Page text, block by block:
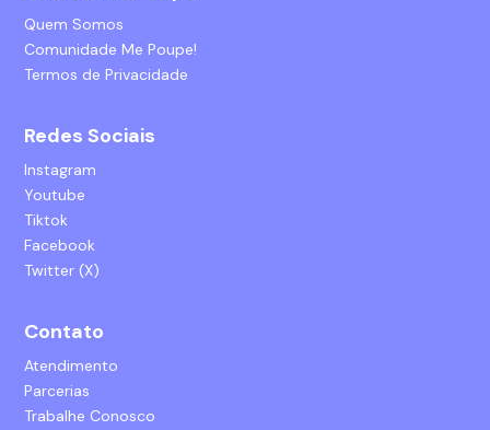
Quem Somos
Comunidade Me Poupe!
Termos de Privacidade
Redes Sociais
Instagram
Youtube
Tiktok
Facebook
Twitter (X)
Contato
Atendimento
Parcerias
Trabalhe Conosco